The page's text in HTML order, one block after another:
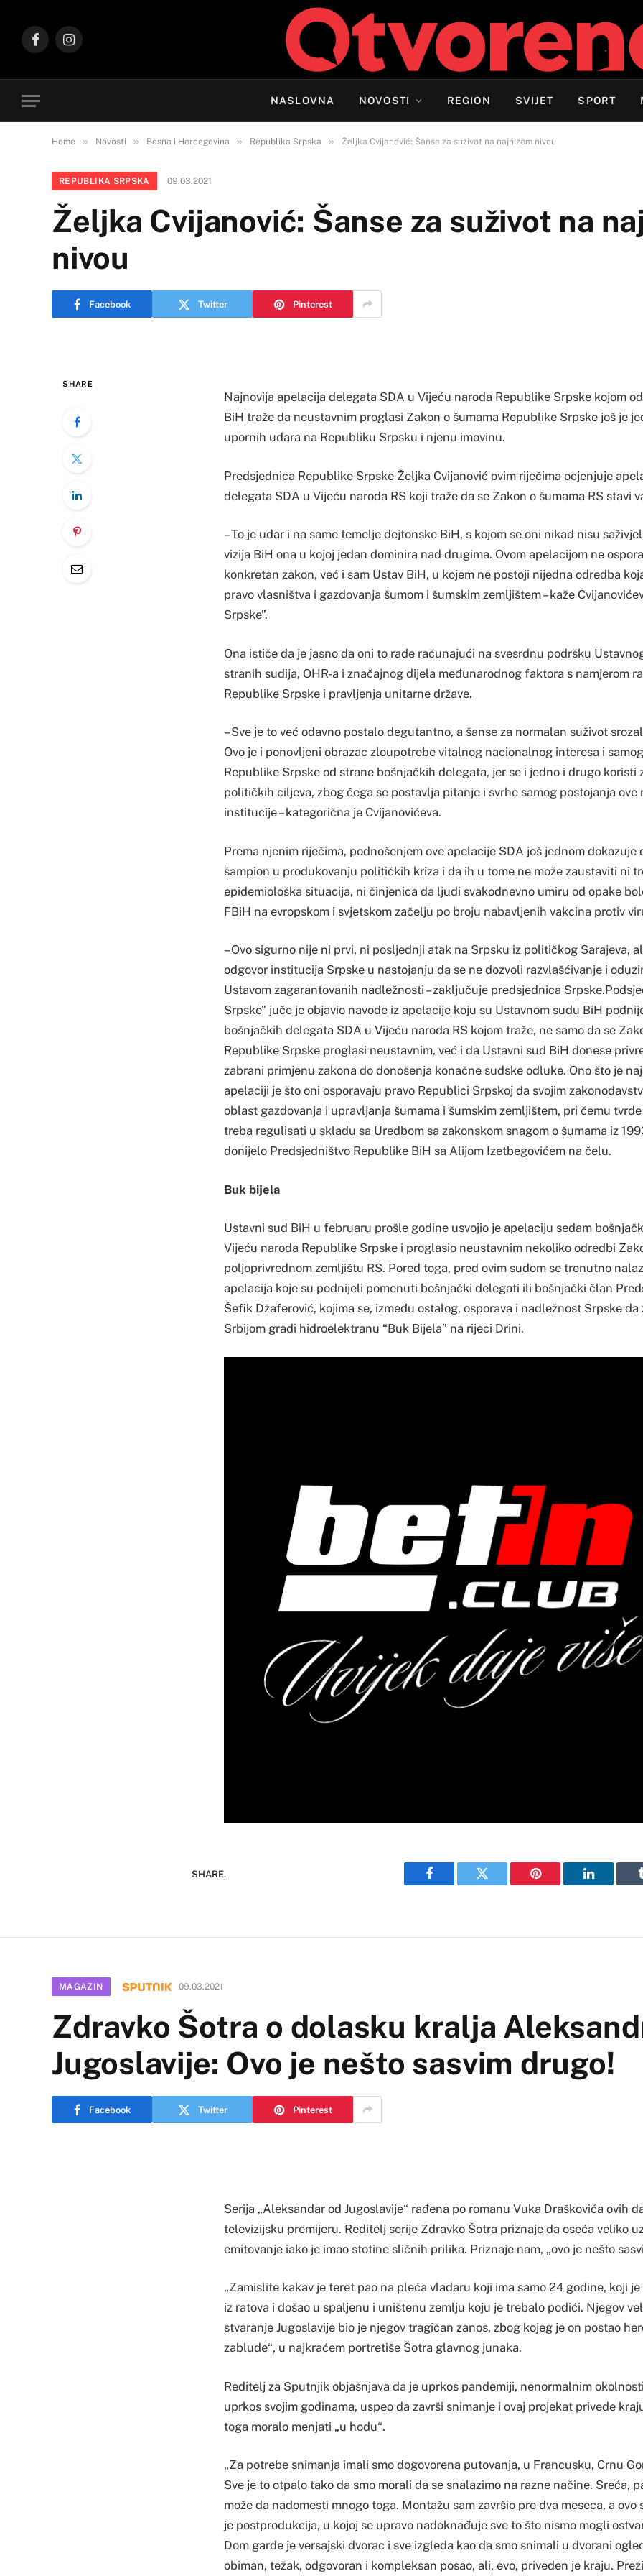
FacebookInstagram
NASLOVNA NOVOSTI REGION SVIJET SPORT
Home » Novosti » Bosna i Hercegovina » Republika Srpska » Željka Cvijanović: Šanse za suživot na najnižem nivou
REPUBLIKA SRPSKA 09.03.2021
Željka Cvijanović: Šanse za suživot na
nivou
Facebook Twitter Pinterest
SHARE
Najnovija apelacija delegata SDA u Vijeću naroda Republike Srpske kojom
BiH traže da neustavnim proglasi Zakon o šumama Republike Srpske još je
upornih udara na Republiku Srpsku i njenu imovinu.
Predsjednica Republike Srpske Željka Cvijanović ovim riječima ocjenjuje
delegata SDA u Vijeću naroda RS koji traže da se Zakon o šumama RS stavi
– To je udar i na same temelje dejtonske BiH, s kojom se oni nikad nisu
vizija BiH ona u kojoj jedan dominira nad drugima. Ovom apelacijom ne
konkretan zakon, već i sam Ustav BiH, u kojem ne postoji nijedna odredba
pravo vlasništva i gazdovanja šumom i šumskim zemljištem – kaže
Srpske”.
Ona ističe da je jasno da oni to rade računajući na svesrdnu podršku
stranih sudija, OHR-a i značajnog dijela međunarodnog faktora s namjerom
Republike Srpske i pravljenja unitarne države.
– Sve je to već odavno postalo degutantno, a šanse za normalan suživot
Ovo je i ponovljeni obrazac zloupotrebe vitalnog nacionalnog interesa i
Republike Srpske od strane bošnjačkih delegata, jer se i jedno i drugo koristi
političkih ciljeva, zbog čega se postavlja pitanje i svrhe samog postojanja ove
institucije – kategorična je Cvijanovićeva.
Prema njenim riječima, podnošenjem ove apelacije SDA još jednom dokazuje
šampion u produkovanju političkih kriza i da ih u tome ne može zaustaviti ni
epidemiološka situacija, ni činjenica da ljudi svakodnevno umiru od opake
FBiH na evropskom i svjetskom začelju po broju nabavljenih vakcina protiv
– Ovo sigurno nije ni prvi, ni posljednji atak na Srpsku iz političkog Sarajeva,
odgovor institucija Srpske u nastojanju da se ne dozvoli razvlašćivanje i
Ustavom zagarantovanih nadležnosti – zaključuje predsjednica
Srpske” juče je objavio navode iz apelacije koju su Ustavnom sudu BiH
bošnjačkih delegata SDA u Vijeću naroda RS kojom traže, ne samo da se
Republike Srpske proglasi neustavnim, već i da Ustavni sud BiH donese
zabrani primjenu zakona do donošenja konačne sudske odluke. Ono što je
apelaciji je što oni osporavaju pravo Republici Srpskoj da svojim
oblast gazdovanja i upravljanja šumama i šumskim zemljištem, pri čemu
treba regulisati u skladu sa Uredbom sa zakonskom snagom o šumama iz
donijelo Predsjedništvo Republike BiH sa Alijom Izetbegovićem na čelu.
Buk bijela
Ustavni sud BiH u februaru prošle godine usvojio je apelaciju sedam
Vijeću naroda Republike Srpske i proglasio neustavnim nekoliko odredbi
poljoprivrednom zemljištu RS. Pored toga, pred ovim sudom se trenutno
apelacija koje su podnijeli pomenuti bošnjački delegati ili bošnjački član
Šefik Džaferović, kojima se, između ostalog, osporava i nadležnost Srpske da
Srbijom gradi hidroelektranu “Buk Bijela” na rijeci Drini.
SHARE.
Facebook Twitter Pinterest LinkedIn
MAGAZIN 09.03.2021
Zdravko Šotra o dolasku kralja
Jugoslavije: Ovo je nešto sasvim drugo!
Facebook Twitter Pinterest
Serija „Aleksandar od Jugoslavije“ rađena po romanu Vuka Draškovića ovih
televizijsku premijeru. Reditelj serije Zdravko Šotra priznaje da oseća veliko
emitovanje iako je imao stotine sličnih prilika. Priznaje nam, „ovo je nešto
„Zamislite kakav je teret pao na pleća vladaru koji ima samo 24 godine, koji
iz ratova i došao u spaljenu i uništenu zemlju koju je trebalo podići. Njegov
stvaranje Jugoslavije bio je njegov tragičan zanos, zbog kojeg je on postao
zablude“, u najkraćem portretiše Šotra glavnog junaka.
Reditelj za Sputnjik objašnjava da je uprkos pandemiji, nenormalnim
uprkos svojim godinama, uspeo da završi snimanje i ovaj projekat privede
toga moralo menjati „u hodu“.
„Za potrebe snimanja imali smo dogovorena putovanja, u Francusku, Crnu
Sve je to otpalo tako da smo morali da se snalazimo na razne načine. Sreća,
može da nadomesti mnogo toga. Montažu sam završio pre dva meseca, a ovo
je postprodukcija, u kojoj se upravo nadoknađuje sve to što nismo mogli
Dom garde je versajski dvorac i sve izgleda kao da smo snimali u dvorani
obiman, težak, odgovoran i kompleksan posao, ali, evo, priveden je kraju.